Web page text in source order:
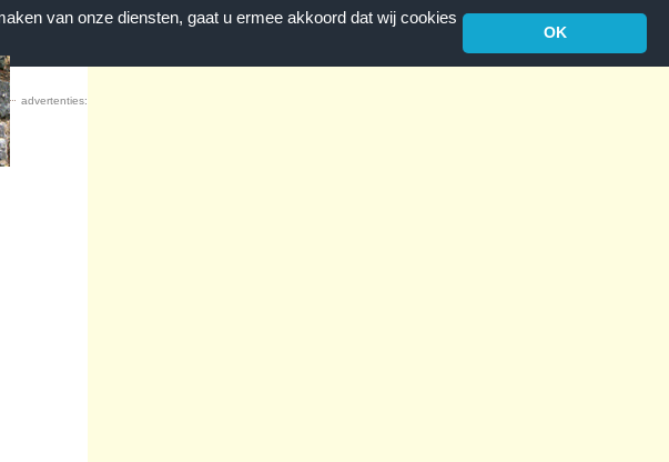
van onze diensten, gaat u ermee akkoord dat wij cookies
OK
advertenties: